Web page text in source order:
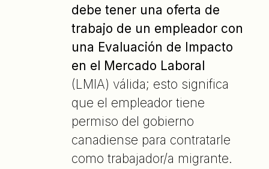
debe tener una oferta de
trabajo de un empleador con
una Evaluación de Impacto
en el Mercado Laboral
(LMIA) válida; esto significa
que el empleador tiene
permiso del gobierno
canadiense para contratarle
como trabajador/a migrante.